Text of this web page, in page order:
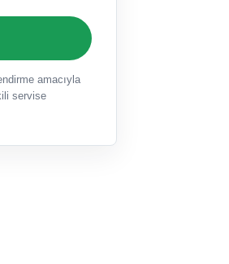
amacıyla
servise